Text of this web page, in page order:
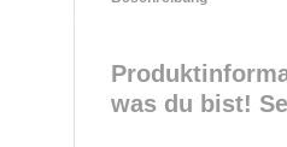
was du bist!